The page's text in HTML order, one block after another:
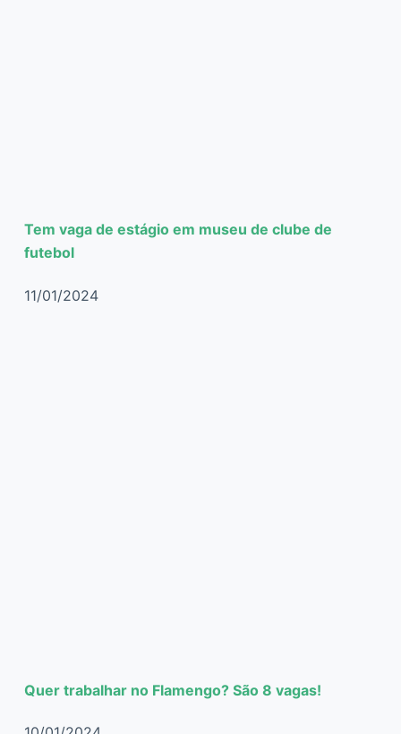
Tem vaga de estágio em museu de clube de
futebol
11/01/2024
Quer trabalhar no Flamengo? São 8 vagas!